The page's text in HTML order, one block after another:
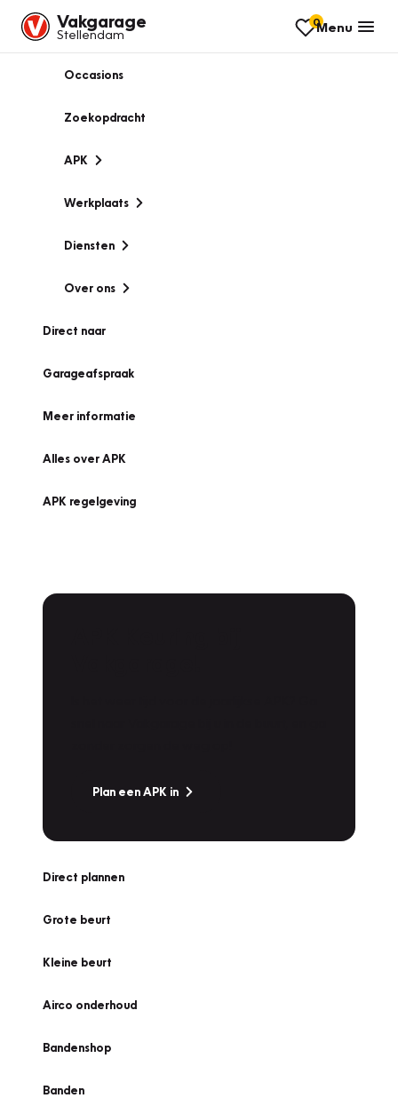
Vakgarage
Stellendam
0Menu
Occasions
Zoekopdracht
APK
Werkplaats
Diensten
Over ons
Direct naar
Garageafspraak
Meer informatie
Alles over APK
APK regelgeving
Plan een APK in
Direct plannen
Grote beurt
Kleine beurt
Airco onderhoud
Bandenshop
Banden